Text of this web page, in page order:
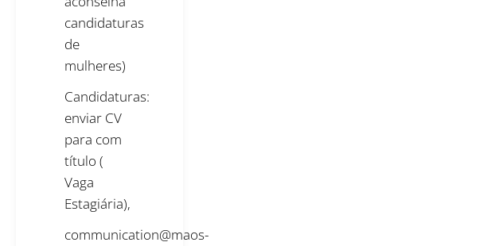
candidaturas
de
mulheres)
Candidaturas:
enviar CV
para com
título (
Vaga
Estagiária),
communication@maos-